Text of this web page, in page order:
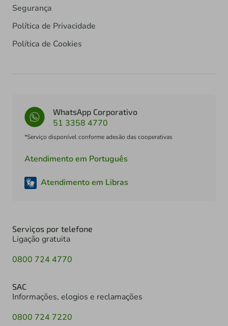
Segurança
Política de Privacidade
Política de Cookies
WhatsApp Corporativo
51 3358 4770
*Serviço disponível conforme adesão das cooperativas
Atendimento em Português
Atendimento em Libras
Serviços por telefone
Ligação gratuita
0800 724 4770
SAC
Informações, elogios e reclamações
0800 724 7220